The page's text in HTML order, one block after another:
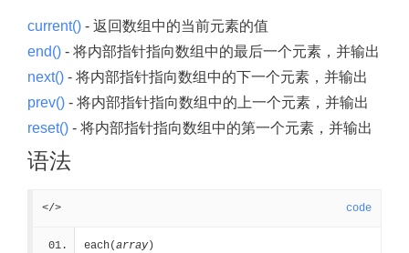
current() - 返回数组中的当前元素的值
end() - 将内部指针指向数组中的最后一个元素，并输出
next() - 将内部指针指向数组中的下一个元素，并输出
prev() - 将内部指针指向数组中的上一个元素，并输出
reset() - 将内部指针指向数组中的第一个元素，并输出
语法
</> code
each(array)